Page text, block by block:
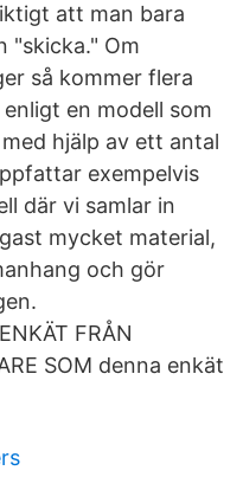
att man bara
"skicka." Om
så kommer flera
en modell som
hjälp av ett antal
exempelvis
där vi samlar in
mycket material,
och gör
FRÅN
SOM denna enkät